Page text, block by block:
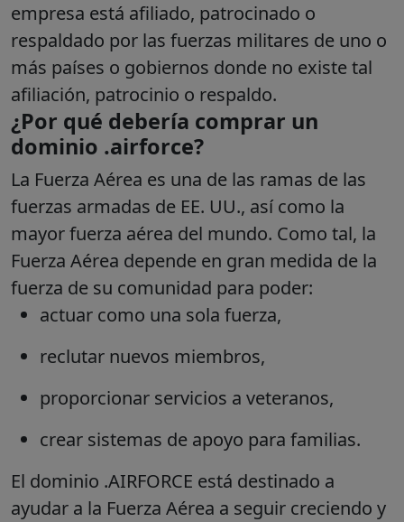
empresa está afiliado, patrocinado o
respaldado por las fuerzas militares de uno o
más países o gobiernos donde no existe tal
afiliación, patrocinio o respaldo.
¿Por qué debería comprar un
dominio .airforce?
La Fuerza Aérea es una de las ramas de las
fuerzas armadas de EE. UU., así como la
mayor fuerza aérea del mundo. Como tal, la
Fuerza Aérea depende en gran medida de la
fuerza de su comunidad para poder:
actuar como una sola fuerza,
reclutar nuevos miembros,
proporcionar servicios a veteranos,
crear sistemas de apoyo para familias.
El dominio .AIRFORCE está destinado a
ayudar a la Fuerza Aérea a seguir creciendo y